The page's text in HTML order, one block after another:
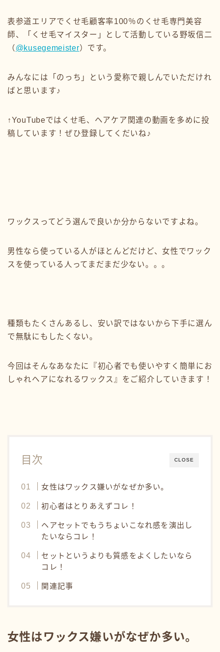
表参道エリアでくせ毛顧客率100％のくせ毛専門美容
師、「くせ毛マイスター」として活動している野坂信二
（ @kusegemeister）です。
みんなには「のっち」という愛称で親しんでいただけれ
ばと思います♪
↑YouTubeではくせ毛、ヘアケア関連の動画を多めに投
稿しています！ぜひ登録してくだいね♪
ワックスってどう選んで良いか分からないですよね。
男性なら使っている人がほとんどだけど、女性でワック
スを使っている人ってまだまだ少ない。。。
種類もたくさんあるし、安い訳ではないから下手に選ん
で無駄にもしたくない。
今回はそんなあなたに『初心者でも使いやすく簡単にお
しゃれヘアになれるワックス』をご紹介していきます！
CLOSE
目次
女性はワックス嫌いがなぜか多い。
初心者はとりあえずコレ！
ヘアセットでもうちょいこなれ感を演出し
たいならコレ！
セットというよりも質感をよくしたいなら
コレ！
関連記事
女性はワックス嫌いがなぜか多い。